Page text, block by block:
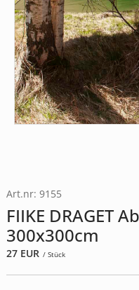
Art.nr: 9155
FIIKE DRAGET
300x300cm
27 EUR / Stück